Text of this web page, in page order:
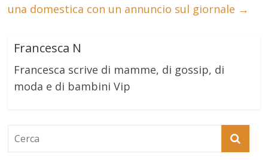
una domestica con un annuncio sul giornale →
Francesca N
Francesca scrive di mamme, di gossip, di
moda e di bambini Vip